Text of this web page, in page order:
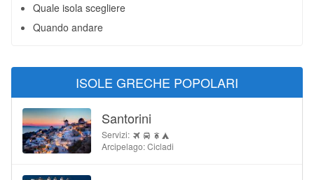
Quale isola scegliere
Quando andare
ISOLE GRECHE POPOLARI
Santorini
Servizi:
Arcipelago: Cicladi